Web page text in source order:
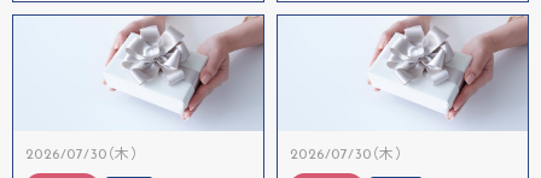
2026/07/30（木） 2026/07/30（木）